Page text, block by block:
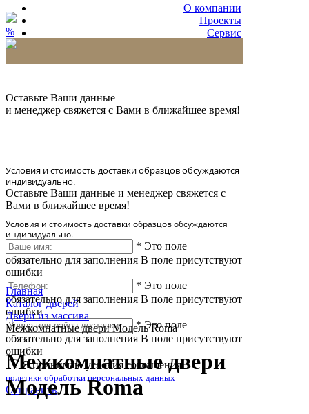
О компании
Проекты
Сервис
%
Оставьте Ваши данные
и менеджер свяжется с Вами в ближайшее время!
Условия и стоимость доставки образцов обсуждаются
индивидуально.
Оставьте Ваши данные и менеджер свяжется с
Вами в ближайшее время!
Условия и стоимость доставки образцов обсуждаются
индивидуально.
* Это поле
обязательно для заполнения В поле присутствуют
ошибки
* Это поле
обязательно для заполнения В поле присутствуют
ошибки
* Это поле
обязательно для заполнения В поле присутствуют
ошибки
Я принимаю условия соглашения
политики обработки персональных данных
Отправить
Главная
Каталог дверей
Двери из массива
Межкомнатные двери Модель Roma
Межкомнатные двери
Модель Roma